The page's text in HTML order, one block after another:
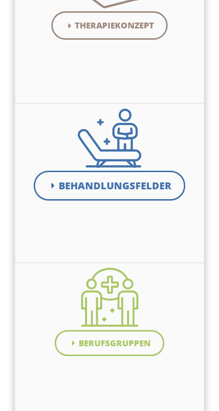
THERAPIEKONZEPT
BEHANDLUNGSFELDER
BERUFSGRUPPEN